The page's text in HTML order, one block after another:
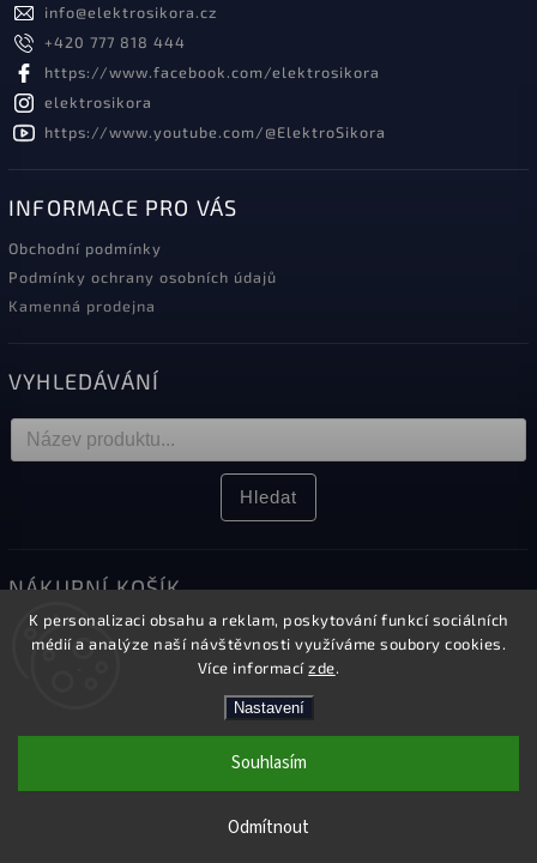
K personalizaci obsahu a reklam, poskytování funkcí sociálních
médií a analýze naší návštěvnosti využíváme soubory cookies.
Více informacízde.
Nastavení
Odmítnout
Souhlasím
Kamenná prodejna v Českém Těšíně
info@elektrosikora.cz
+420 777 818 444
https://www.facebook.com/elektrosikora
elektrosikora
https://www.youtube.com/@ElektroSikora
INFORMACE PRO VÁS
Obchodní podmínky
Podmínky ochrany osobních údajů
Kamenná prodejna
VYHLEDÁVÁNÍ
Hledat
NÁKUPNÍ KOŠÍK
0ks /0 Kč
Copyright 2026Elektro Sikora. Všechna práva vyhrazena.
Upravit nastavení cookies